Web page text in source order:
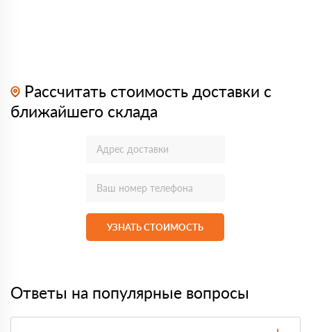
Рассчитать стоимость доставки с
ближайшего склада
УЗНАТЬ СТОИМОСТЬ
Ответы на популярные вопросы